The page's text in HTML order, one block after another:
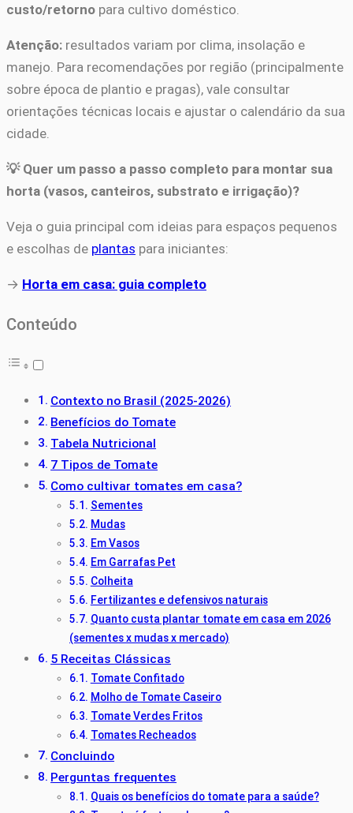
custo/retorno para cultivo doméstico.
Atenção: resultados variam por clima, insolação e
manejo. Para recomendações por região (principalmente
sobre época de plantio e pragas), vale consultar
orientações técnicas locais e ajustar o calendário da sua
cidade.
💡 Quer um passo a passo completo para montar sua
horta (vasos, canteiros, substrato e irrigação)?
Veja o guia principal com ideias para espaços pequenos
e escolhas de plantas para iniciantes:
→ Horta em casa: guia completo
Conteúdo
Contexto no Brasil (2025-2026)
Benefícios do Tomate
Tabela Nutricional
7 Tipos de Tomate
Como cultivar tomates em casa?
Sementes
Mudas
Em Vasos
Em Garrafas Pet
Colheita
Fertilizantes e defensivos naturais
Quanto custa plantar tomate em casa em 2026
(sementes x mudas x mercado)
5 Receitas Clássicas
Tomate Confitado
Molho de Tomate Caseiro
Tomate Verdes Fritos
Tomates Recheados
Concluindo
Perguntas frequentes
Quais os benefícios do tomate para a saúde?